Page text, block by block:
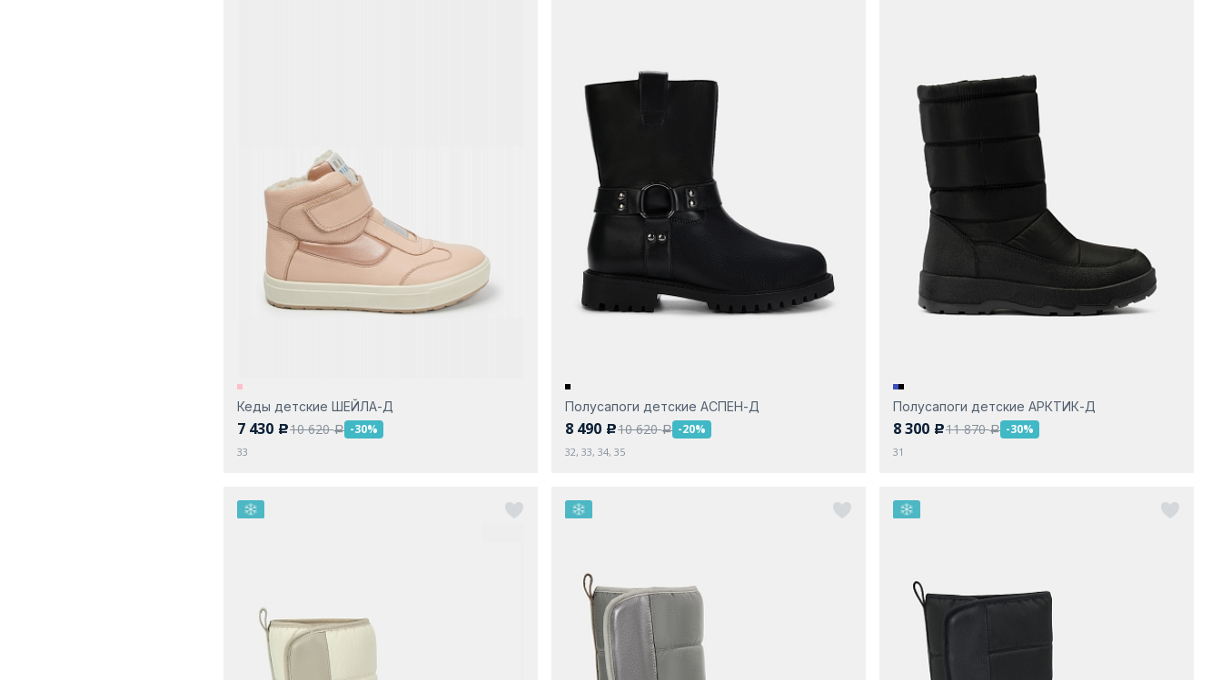
Кеды детские ШЕЙЛА-Д
7 430 c10 620a -30%
33
Полусапоги детские АСПЕН-Д
8 490 c10 620a -20%
32, 33, 34, 35
Полусапоги детские АРКТИК-Д
8 300 c11 870a -30%
31